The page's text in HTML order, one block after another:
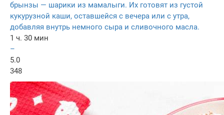
брынзы — шарики из мамалыги. Их готовят из густой
кукурузной каши, оставшейся с вечера или с утра,
добавляя внутрь немного сыра и сливочного масла.
1 ч. 30 мин
–
5.0
348